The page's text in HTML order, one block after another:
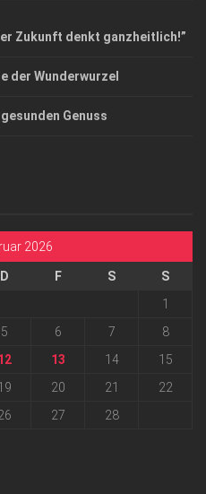
Zukunft denkt ganzheitlich!”
der Wunderwurzel
Genuss
2026
D F S
S
1
5 6 7
8
13 14
15
20 21
22
27
28